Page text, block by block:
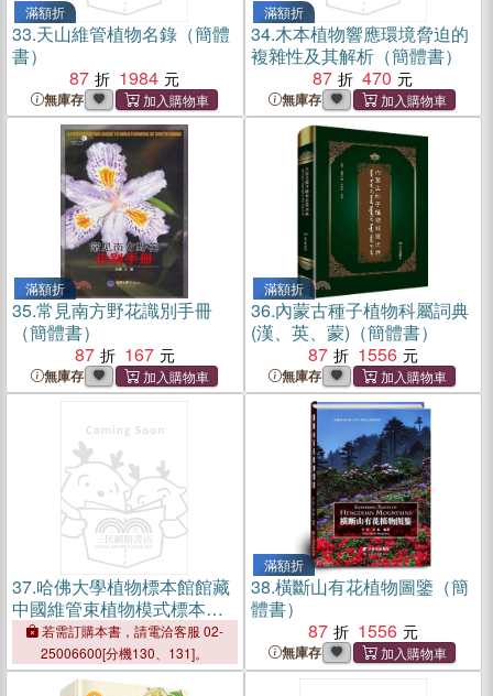
滿額折
33.天山維管植物名錄（簡體
書）
87
1984
無庫存
滿額折
34.木本植物響應環境脅迫的
複雜性及其解析（簡體書）
87
470
無庫存
滿額折
35.常見南方野花識別手冊
（簡體書）
87
167
無庫存
滿額折
36.內蒙古種子植物科屬詞典
(漢、英、蒙)（簡體書）
87
1556
無庫存
37.哈佛大學植物標本館館藏
中國維管束植物模式標本集‧
第2卷（簡體書）
若需訂購本書，請電洽客服 02-
25006600[分機130、131]。
滿額折
38.橫斷山有花植物圖鑒（簡
體書）
87
1556
無庫存